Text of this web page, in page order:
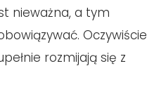
nieważna, a tym
Oczywiście
rozmijają się z